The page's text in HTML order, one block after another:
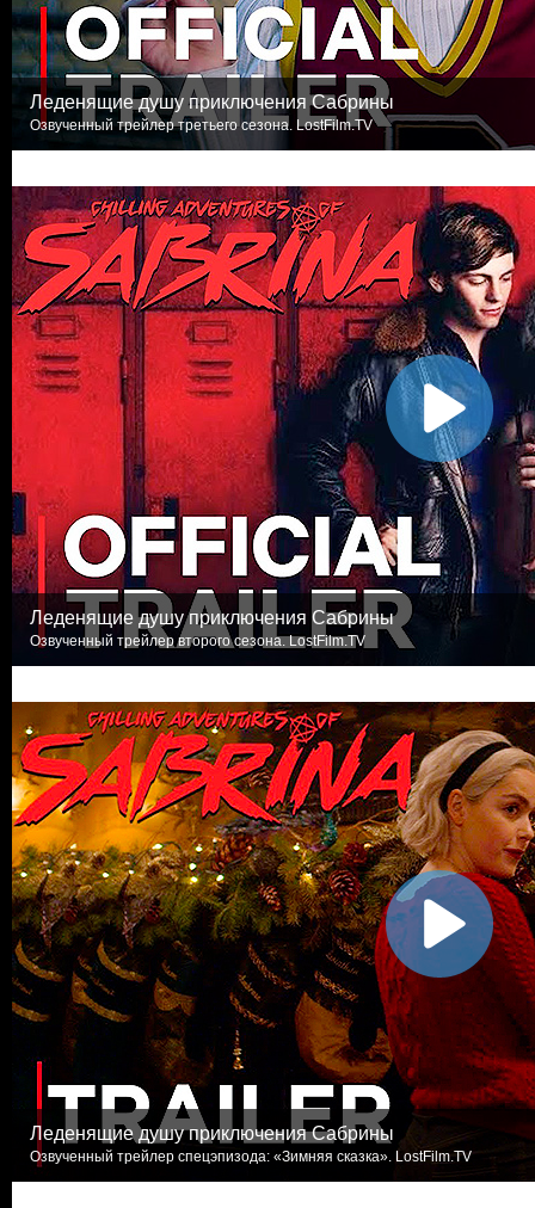
Леденящие душу приключения Сабрины
Озвученный трейлер третьего сезона. LostFilm.TV
Леденящие душу приключения Сабрины
Озвученный трейлер второго сезона. LostFilm.TV
Леденящие душу приключения Сабрины
Озвученный трейлер спецэпизода: «Зимняя сказка». LostFilm.TV